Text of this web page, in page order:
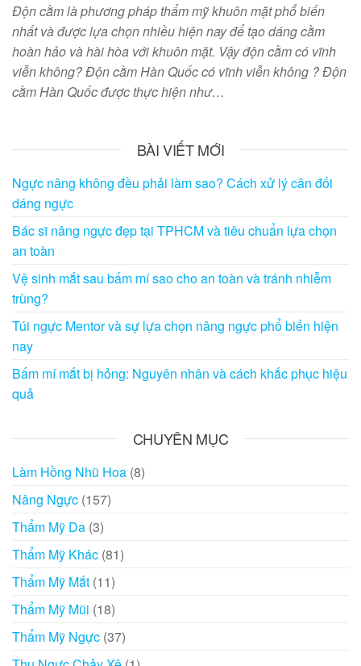
Độn cằm là phương pháp thẩm mỹ khuôn mặt phổ biến
nhất và được lựa chọn nhiều hiện nay để tạo dáng cằm
hoàn hảo và hài hòa với khuôn mặt. Vậy độn cằm có vĩnh
viễn không? Độn cằm Hàn Quốc có vĩnh viễn không ? Độn
cằm Hàn Quốc được thực hiện như…
BÀI VIẾT MỚI
Ngực nâng không đều phải làm sao? Cách xử lý cân đối
dáng ngực
Bác sĩ nâng ngực đẹp tại TPHCM và tiêu chuẩn lựa chọn
an toàn
Vệ sinh mắt sau bấm mí sao cho an toàn và tránh nhiễm
trùng?
Túi ngực Mentor và sự lựa chọn nâng ngực phổ biến hiện
nay
Bấm mí mắt bị hỏng: Nguyên nhân và cách khắc phục hiệu
quả
CHUYÊN MỤC
Làm Hồng Nhũ Hoa (8)
Nâng Ngực (157)
Thẩm Mỹ Da (3)
Thẩm Mỹ Khác (81)
Thẩm Mỹ Mắt (11)
Thẩm Mỹ Mũi (18)
Thẩm Mỹ Ngực (37)